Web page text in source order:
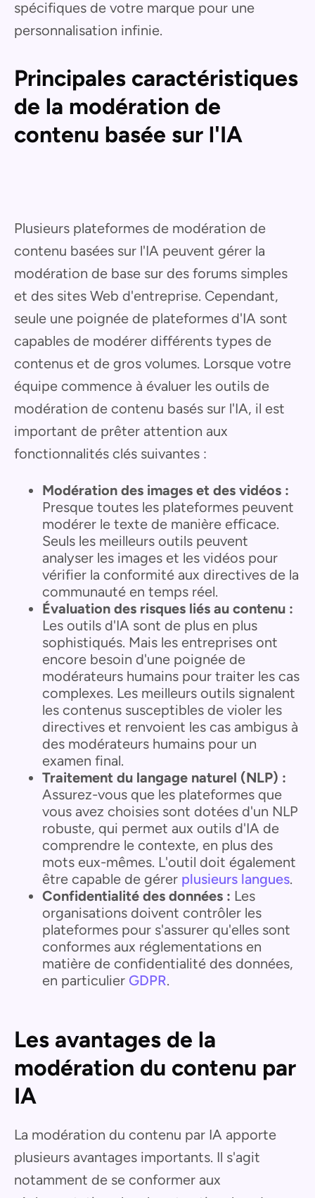
spécifiques de votre marque pour une
personnalisation infinie.
Principales caractéristiques
de la modération de
contenu basée sur l'IA
Plusieurs plateformes de modération de
contenu basées sur l'IA peuvent gérer la
modération de base sur des forums simples
et des sites Web d'entreprise. Cependant,
seule une poignée de plateformes d'IA sont
capables de modérer différents types de
contenus et de gros volumes. Lorsque votre
équipe commence à évaluer les outils de
modération de contenu basés sur l'IA, il est
important de prêter attention aux
fonctionnalités clés suivantes :
Modération des images et des vidéos :
Presque toutes les plateformes peuvent
modérer le texte de manière efficace.
Seuls les meilleurs outils peuvent
analyser les images et les vidéos pour
vérifier la conformité aux directives de la
communauté en temps réel.
Évaluation des risques liés au contenu :
Les outils d'IA sont de plus en plus
sophistiqués. Mais les entreprises ont
encore besoin d'une poignée de
modérateurs humains pour traiter les cas
complexes. Les meilleurs outils signalent
les contenus susceptibles de violer les
directives et renvoient les cas ambigus à
des modérateurs humains pour un
examen final.
Traitement du langage naturel (NLP) :
Assurez-vous que les plateformes que
vous avez choisies sont dotées d'un NLP
robuste, qui permet aux outils d'IA de
comprendre le contexte, en plus des
mots eux-mêmes. L'outil doit également
être capable de gérer plusieurs langues.
Confidentialité des données : Les
organisations doivent contrôler les
plateformes pour s'assurer qu'elles sont
conformes aux réglementations en
matière de confidentialité des données,
en particulier GDPR.
Les avantages de la
modération du contenu par
IA
La modération du contenu par IA apporte
plusieurs avantages importants. Il s'agit
notamment de se conformer aux